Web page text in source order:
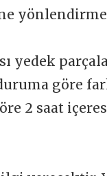
yönlendirme
yedek
göre
2 saat